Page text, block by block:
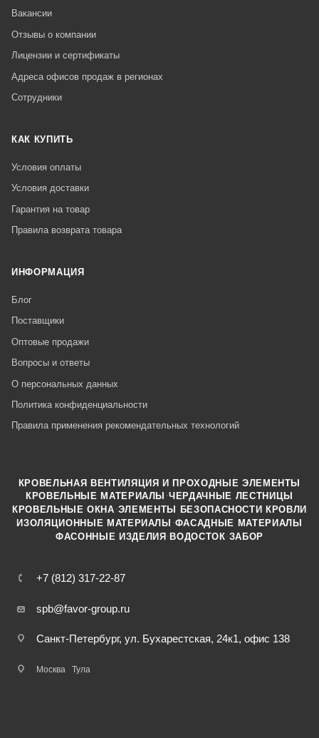
Вакансии
Отзывы о компании
Лицензии и сертификаты
Адреса офисов продаж в регионах
Сотрудники
КАК КУПИТЬ
Условия оплаты
Условия доставки
Гарантия на товар
Правила возврата товара
ИНФОРМАЦИЯ
Блог
Поставщики
Оптовые продажи
Вопросы и ответы
О персональных данных
Политика конфиденциальности
Правила применения рекомендательных технологий
+7 (812) 317-22-87
spb@favor-group.ru
Санкт-Петербург, ул. Бухарестская, 24к1, офис 138
Москва Тула
КРОВЕЛЬНАЯ ВЕНТИЛЯЦИЯ И ПРОХОДНЫЕ ЭЛЕМЕНТЫ
КРОВЕЛЬНЫЕ МАТЕРИАЛЫ ·ЧЕРДАЧНЫЕ ЛЕСТНИЦЫ
КРОВЕЛЬНЫЕ ОКНА ·ЭЛЕМЕНТЫ БЕЗОПАСНОСТИ КРОВЛИ
ИЗОЛЯЦИОННЫЕ МАТЕРИАЛЫ ·ФАСАДНЫЕ МАТЕРИАЛЫ
ФАСОННЫЕ ИЗДЕЛИЯ ·ВОДОСТОК ·ЗАБОР